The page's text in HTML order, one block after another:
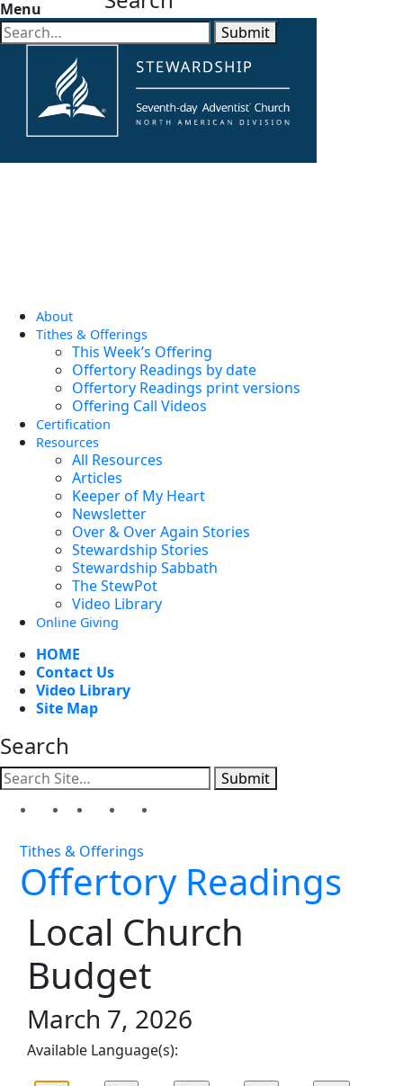
Menu
About
Tithes & Offerings
This Week’s Offering
Offertory Readings by date
Offertory Readings print versions
Offering Call Videos
Certification
Resources
All Resources
Articles
Keeper of My Heart
Newsletter
Over & Over Again Stories
Stewardship Stories
Stewardship Sabbath
The StewPot
Video Library
Online Giving
HOME
Contact Us
Video Library
Site Map
Search
Submit
Tithes & Offerings
Offertory Readings
Local Church
Budget
March 7, 2026
Available Language(s):
Submit